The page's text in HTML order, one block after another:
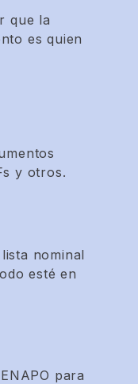
que la
es quien
y otros.
nominal
esté en
para